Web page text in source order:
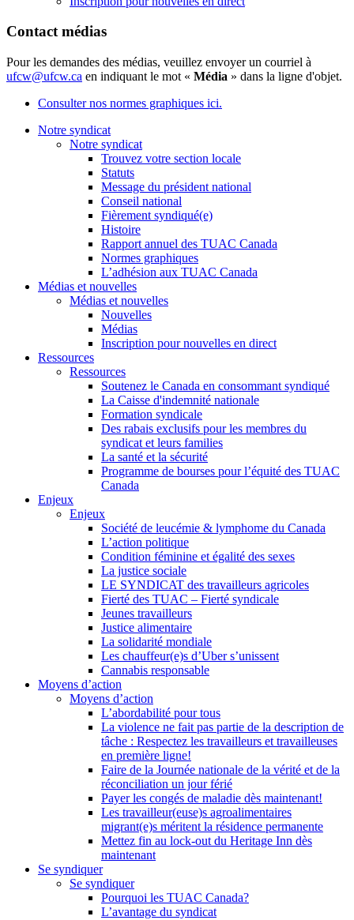
Contact médias
Pour les demandes des médias, veuillez envoyer un courriel à
ufcw@ufcw.ca en indiquant le mot « Média » dans la ligne d'objet.
Consulter nos normes graphiques ici.
Notre syndicat
Notre syndicat
Trouvez votre section locale
Statuts
Message du président national
Conseil national
Fièrement syndiqué(e)
Histoire
Rapport annuel des TUAC Canada
Normes graphiques
L’adhésion aux TUAC Canada
Médias et nouvelles
Médias et nouvelles
Nouvelles
Médias
Inscription pour nouvelles en direct
Ressources
Ressources
Soutenez le Canada en consommant syndiqué
La Caisse d'indemnité nationale
Formation syndicale
Des rabais exclusifs pour les membres du
syndicat et leurs families
La santé et la sécurité
Programme de bourses pour l’équité des TUAC
Canada
Enjeux
Enjeux
Société de leucémie & lymphome du Canada
L’action politique
Condition féminine et égalité des sexes
La justice sociale
LE SYNDICAT des travailleurs agricoles
Fierté des TUAC – Fierté syndicale
Jeunes travailleurs
Justice alimentaire
La solidarité mondiale
Les chauffeur(e)s d’Uber s’unissent
Cannabis responsable
Moyens d’action
Moyens d’action
L’abordabilité pour tous
La violence ne fait pas partie de la description de
tâche : Respectez les travailleurs et travailleuses
en première ligne!
Faire de la Journée nationale de la vérité et de la
réconciliation un jour férié
Payer les congés de maladie dès maintenant!
Les travailleur(euse)s agroalimentaires
migrant(e)s méritent la résidence permanente
Mettez fin au lock-out du Heritage Inn dès
maintenant
Se syndiquer
Se syndiquer
Pourquoi les TUAC Canada?
L’avantage du syndicat